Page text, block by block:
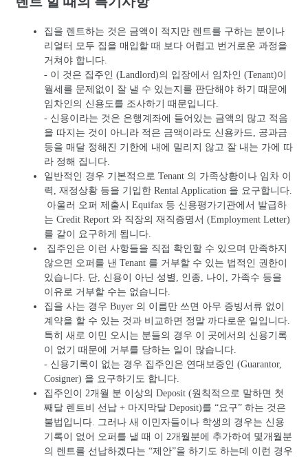
집을 렌트하는 것은 금액이 적지만 렌트를 구하는 분이나
리얼터 모두 집을 매입할 때 보다 어렵고 번거로운 과정을
거쳐야 합니다.
- 이 것은 집주인 (Landlord)의 입장에서 임차인 (Tenant)이
월세를 문제없이 잘 낼 수 있는지를 판단해야 하기 때문에
임차인의 신용도를 조사하기 때문입니다.
- 신용이라는 것은 은행계좌에 들어있는 금액의 많고 적음
을 따지는 것이 아니라 적은 금액이라도 신용카드, 공과금
등을 매달 정해진 기한에 내에 밀리지 않고 잘 내는 가에 따
라 정해 집니다.
일반적인 경우 기본적으로 Tenant 의 가족상황이나 임차 이
력, 재정상황 등을 기입한 Rental Application 을 요구합니다.
아울러 오퍼 제출시 Equifax 등 신용평가기관에서 발급하
는 Credit Report 와 직장의 재직증명서 (Employment Letter)
를 같이 요구하게 됩니다.
집주인은 이런 사항들을 직접 확인할 수 있으며 만족하지
않으면 오퍼를 낸 Tenant 를 거부할 수 있는 법적인 권한이
있습니다. 단, 신용이 아닌 성별, 인종, 나이, 가족수 등을
이유로 거부할 수는 없습니다.
집을 사는 경우 Buyer 의 이름만 쓰면 아무 증빙서류 없이
계약을 할 수 있는 것과 비교하면 정말 까다로운 일입니다.
특히 새로 이민 오시는 분들의 경우 이 곳에서의 신용기록
이 없기 때문에 거부를 당하는 일이 많습니다.
- 신용기록이 없는 경우 집주인은 연대보증인 (Guarantor,
Cosigner) 을 요구하기도 합니다.
집주인이 2개월 분 이상의 Deposit (원칙적으로 말하면 첫
째달 렌트비 선납 + 마지막달 Deposit)를 “요구” 하는 것은
불법입니다. 그러나 새 이민자들이나 학생의 경우는 신용
기록이 없어 오퍼를 낼 때 이 2개월분에 추가하여 몇개월분
의 렌트를 선납하겠다는 “제안”을 하기도 하는데 이런 경우